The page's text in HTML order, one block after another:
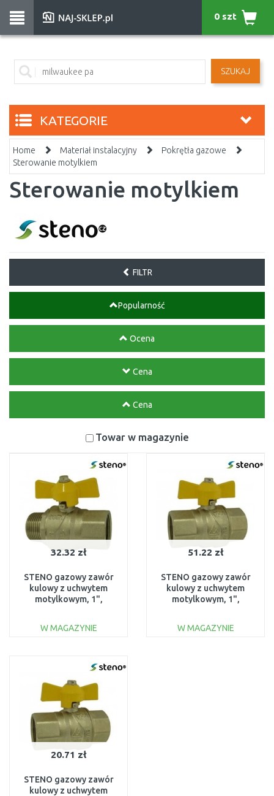
SZUKAJ
0 szt
KATEGORIE
Home Materiał instalacyjny
Pokrętła gazowe
Sterowanie motylkiem
Sterowanie motylkiem
FILTR
Popularność
Ocena
Cena
Cena
Towar w magazynie
32.32 zł
STENO gazowy zawór
kulowy z uchwytem
motylkowym, 1",
W MAGAZYNIE
Do porównania
51.22 zł
STENO gazowy zawór
kulowy z uchwytem
motylkowym, 1",
W MAGAZYNIE
20.71 zł
STENO gazowy zawór
kulowy z uchwytem